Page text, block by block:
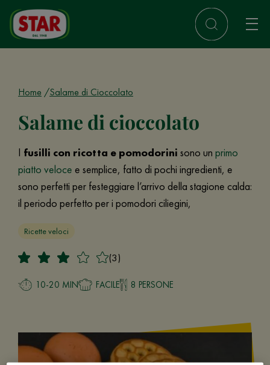
Home Salame di Cioccolato
Salame di cioccolato
I fusilli con ricotta e pomodorini sono un primo
piatto veloce e semplice, fatto di pochi ingredienti, e
sono perfetti per festeggiare l’arrivo della stagione calda:
il periodo perfetto per i pomodori ciliegini,
Ricette veloci
(3)
10-20 MIN FACILE 8 PERSONE